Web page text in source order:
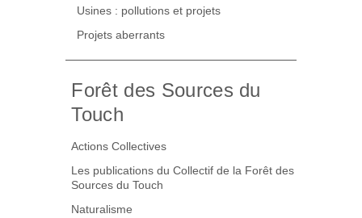
Usines : pollutions et projets
Projets aberrants
Forêt des Sources du
Touch
Actions Collectives
Les publications du Collectif de la Forêt des
Sources du Touch
Naturalisme